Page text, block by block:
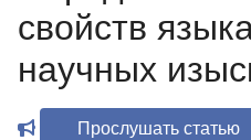
свойств
научных
Прослушать статью